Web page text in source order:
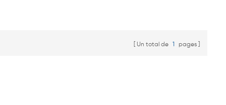
Un total de 1 pages